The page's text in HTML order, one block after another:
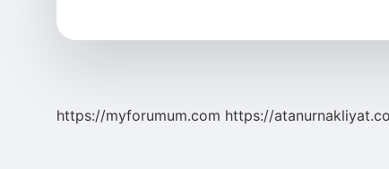
https://myforumum.com https://